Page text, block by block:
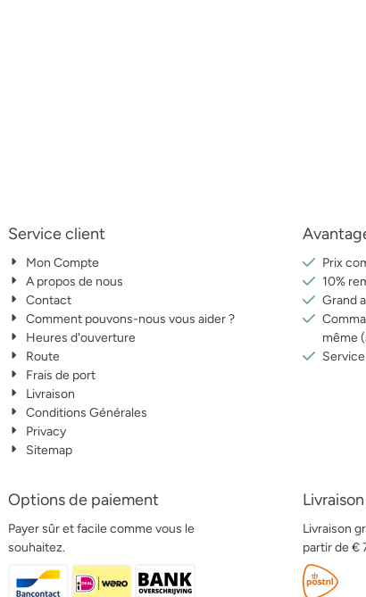
Service client
Mon Compte
A propos de nous
Contact
Comment pouvons-nous vous aider ?
Heures d'ouverture
Route
Frais de port
Livraison
Conditions Générales
Privacy
Sitemap
Prix
10%
Grand
même
Options de paiement
Payer sûr et facile comme vous le
souhaitez.
Livraison
partir de €